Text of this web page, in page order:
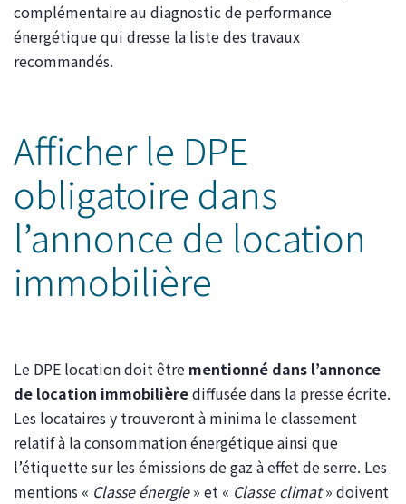
complémentaire au diagnostic de performance
énergétique qui dresse la liste des travaux
recommandés.
Afficher le DPE
obligatoire dans
l’annonce de location
immobilière
Le DPE location doit être mentionné dans l’annonce
de location immobilièrediffusée dans la presse écrite.
Les locataires y trouveront à minima le classement
relatif à la consommation énergétique ainsi que
l’étiquette sur les émissions de gaz à effet de serre. Les
mentions « Classe énergie» et « Classe climat» doivent